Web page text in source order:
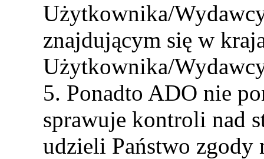
Użytkownika/
znajdującym się w
Użytkownika/
5. Ponadto ADO nie
sprawuje kontroli nad
udzieli Państwo zgody